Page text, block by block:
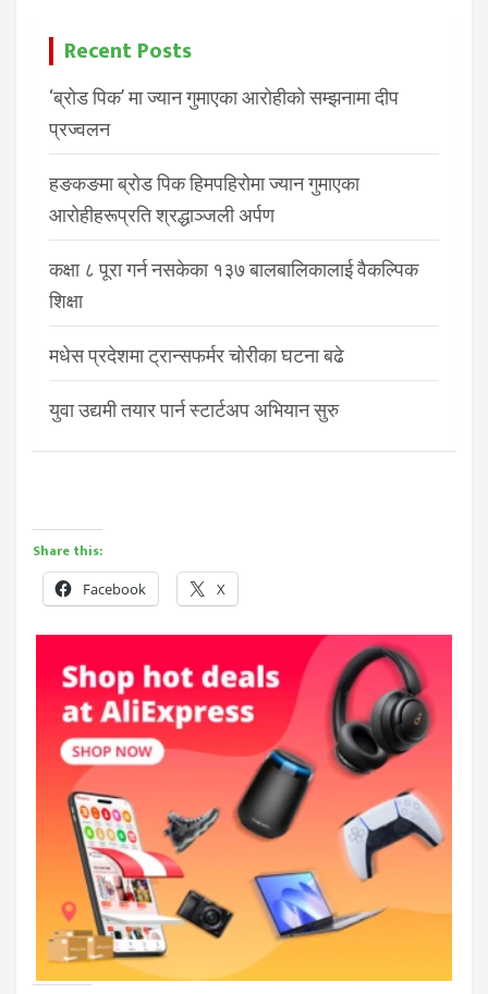
Recent Posts
‘ब्रोड पिक’ मा ज्यान गुमाएका आरोहीको सम्झनामा दीप
प्रज्वलन
हङकङमा ब्रोड पिक हिमपहिरोमा ज्यान गुमाएका
आरोहीहरूप्रति श्रद्धाञ्जली अर्पण
कक्षा ८ पूरा गर्न नसकेका १३७ बालबालिकालाई वैकल्पिक
शिक्षा
मधेस प्रदेशमा ट्रान्सफर्मर चोरीका घटना बढे
युवा उद्यमी तयार पार्न स्टार्टअप अभियान सुरु
Share this:
Facebook X